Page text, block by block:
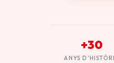
+30
ANYS